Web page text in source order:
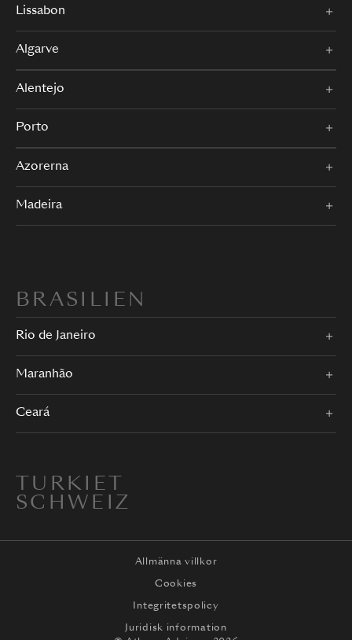
Lissabon
Algarve
Alentejo
Porto
Azorerna
Madeira
BRASILIEN
Rio de Janeiro
Maranhão
Ceará
TURKIET
SCHWEIZ
Allmänna villkor
Cookies
Integritetspolicy
Juridisk information